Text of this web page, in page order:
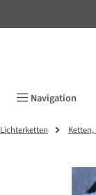
Navigation
Lichterketten Ketten,
Bildergalerie